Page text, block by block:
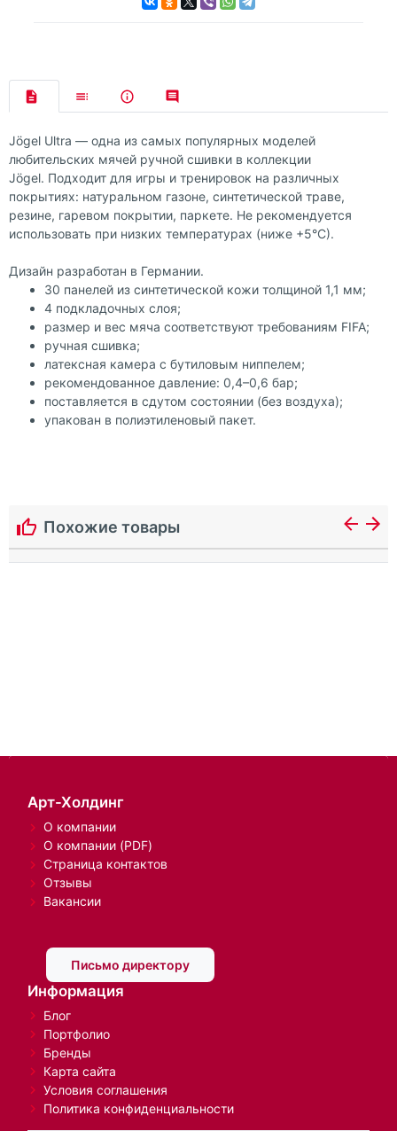
Jögel Ultra — одна из самых популярных моделей
любительских мячей ручной сшивки в коллекции
Jögel. Подходит для игры и тренировок на различных
покрытиях: натуральном газоне, синтетической траве,
резине, гаревом покрытии, паркете. Не рекомендуется
использовать при низких температурах (ниже +5°С).
Дизайн разработан в Германии.
30 панелей из синтетической кожи толщиной 1,1 мм;
4 подкладочных слоя;
размер и вес мяча соответствуют требованиям FIFA;
ручная сшивка;
латексная камера с бутиловым ниппелем;
рекомендованное давление: 0,4–0,6 бар;
поставляется в сдутом состоянии (без воздуха);
упакован в полиэтиленовый пакет.
Похожие товары
Арт-Холдинг
О компании
О компании (PDF)
Страница контактов
Отзывы
Вакансии
Письмо директору
Информация
Блог
Портфолио
Бренды
Карта сайта
Условия соглашения
Политика конфиденциальности